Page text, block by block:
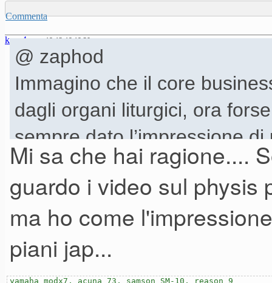
Commenta
kurz4ever 19-12-19 19.20
@ zaphod
Immagino che il core
dagli organi liturgici, ora
sempre dato l’impressione
marketing sbagliato che per
Forse siamo noi italiani che
alcune italiche aziende che
marketing in Svezia
Mi sa che hai ragione....
guardo i video sul physis
ma ho come
piani jap...
yamaha modx7, acuna 73, samson SM-10, reason 9